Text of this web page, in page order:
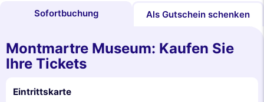
Sofortbuchung Als Gutschein schenken
Montmartre Museum: Kaufen Sie
Ihre Tickets
Eintrittskarte